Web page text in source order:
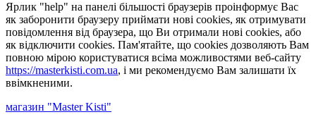
Ярлик "help" на панелі більшості браузерів проінформує Вас
як заборонити браузеру приймати нові cookies, як отримувати
повідомлення від браузера, що Ви отримали нові cookies, або
як відключити cookies. Пам'ятайте, що cookies дозволяють Вам
повною мірою користуватися всіма можливостями веб-сайту
https://masterkisti.com.ua, і ми рекомендуємо Вам залишати їх
ввімкненими.
магазин "Master Kisti"